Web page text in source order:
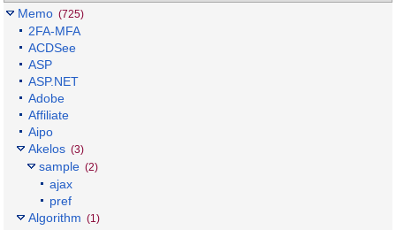
Memo (725)
2FA-MFA
ACDSee
ASP
ASP.NET
Adobe
Affiliate
Aipo
Akelos (3)
sample (2)
ajax
pref
Algorithm (1)